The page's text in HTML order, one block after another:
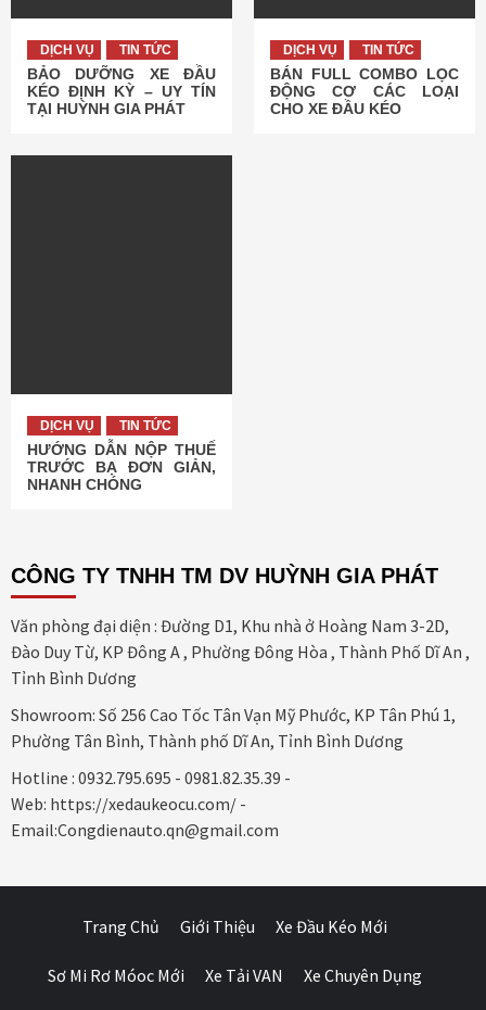
DỊCH VỤ TIN TỨC
BẢO DƯỠNG XE ĐẦU
KÉO ĐỊNH KỲ – UY TÍN
TẠI HUỲNH GIA PHÁT
DỊCH VỤ TIN TỨC
BÁN FULL COMBO LỌC
ĐỘNG CƠ CÁC LOẠI
CHO XE ĐẦU KÉO
DỊCH VỤ TIN TỨC
HƯỚNG DẪN NỘP THUẾ
TRƯỚC BẠ ĐƠN GIẢN,
NHANH CHÓNG
CÔNG TY TNHH TM DV HUỲNH GIA PHÁT
Văn phòng đại diện : Đường D1, Khu nhà ở Hoàng Nam 3-2D,
Đào Duy Từ, KP Đông A , Phường Đông Hòa , Thành Phố Dĩ An ,
Tỉnh Bình Dương
Showroom: Số 256 Cao Tốc Tân Vạn Mỹ Phước, KP Tân Phú 1,
Phường Tân Bình, Thành phố Dĩ An, Tỉnh Bình Dương
Hotline : 0932.795.695 - 0981.82.35.39 -
Web: https://xedaukeocu.com/ -
Email:Congdienauto.qn@gmail.com
Trang Chủ Giới Thiệu Xe Đầu Kéo Mới
Sơ Mi Rơ Móoc Mới Xe Tải VAN Xe Chuyên Dụng